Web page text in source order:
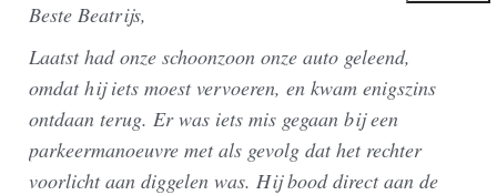
Beste Beatrijs,
Laatst had onze schoonzoon onze auto geleend,
omdat hij iets moest vervoeren, en kwam enigszins
ontdaan terug. Er was iets mis gegaan bij een
parkeermanoeuvre met als gevolg dat het rechter
voorlicht aan diggelen was. Hij bood direct aan de